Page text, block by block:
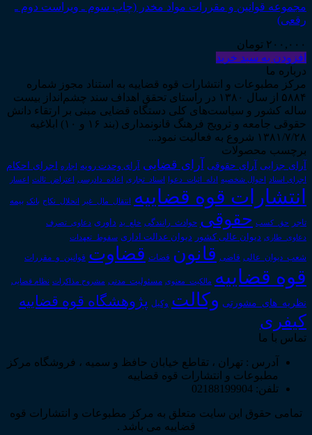
مجموعه قوانین و مقررات مواد مخدر (چاپ سوم ـ ویراست دوم ـ
رقعی)
۲۰۰,۰۰۰ تومان
افزودن به سبد خرید
درباره ما
مرکز مطبوعات و انتشارات قوه قضاییه به استناد مجوز شماره
۵۸۸۴ از سال ۱۳۸۰ در راستای تحقق اهداف سند چشم‌انداز بیست
ساله کشور و سیاست‌های کلی دستگاه قضایی مبنی بر ارتقاء دانش
حقوقی جامعه و ترویج فرهنگ قانونمداری (بند ۱۶ و ۱۰) ابلاغیه
۱۳۸۱/۷/۲۸ شروع به فعالیت نمود...
برچسب محصولات
آرای جزایی آرای حقوقی آرای قضایی آرای وحدت رویه اجاره اجرای احکام
اجرای اسناد احوال شخصیه ادله_اثبات_دعوا اسناد_تجاری اعاده_دادرسی اعتراض_ثالث اعسار
انتشارات قوه قضاییه انتقال_مال_غیر انحلال_نکاح بانک بیمه
تاجر حق_کسب حقوقی حوادث_رانندگی خلع_ید داوری دعاوی_تصرف
دعاوی_طاری دیوان عالی کشور دیوان عدالت اداری سقوط_تعهدات
شعب_دیوان_عالی قاضی قانون قضات قضاوت قوانین_و_مقررات
قوه قضاییه مالکیت_معنوی مسئولیت_مدنی مشروح مذاکرات نظام قضایی
نظریه_های_مشورتی وکالت وکیل پژوهشگاه قوه قضاییه
کیفری
تماس با ما
آدرس : تهران ، تقاطع خیابان حافظ و سمیه ، فروشگاه مرکز
مطبوعات و انتشارات قوه قضاییه
تلفن: 02188199904
تمامی حقوق این سایت متعلق به مرکز مطبوعات و انتشارات قوه
قضاییه می باشد .